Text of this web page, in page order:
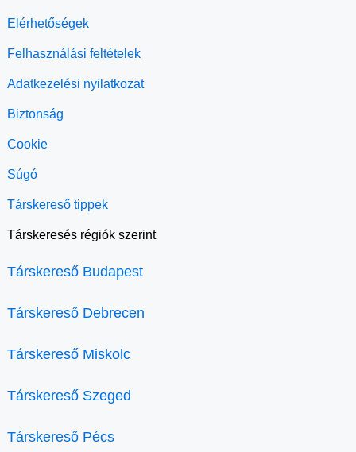
Elérhetőségek
Felhasználási feltételek
Adatkezelési nyilatkozat
Biztonság
Cookie
Súgó
Társkereső tippek
Társkeresés régiók szerint
Társkereső Budapest
Társkereső Debrecen
Társkereső Miskolc
Társkereső Szeged
Társkereső Pécs